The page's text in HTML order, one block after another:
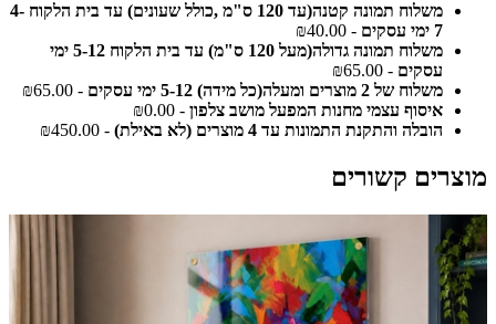
משלוח תמונה קטנה(עד 120 ס"מ ,כולל שעונים) עד בית הלקוח 4-
7 ימי עסקים
- ₪40.00
משלוח תמונה גדולה(מעל 120 ס"מ) עד בית הלקוח 5-12 ימי
עסקים - ₪65.00
משלוח של 2 מוצרים ומעלה(כל מידה) 5-12 ימי עסקים
- ₪65.00
איסוף עצמי מחנות המפעל מושב צלפון - ₪0.00
הובלה והתקנת התמונות עד 4 מוצרים (לא באילת)
- ₪450.00
מוצרים קשורים